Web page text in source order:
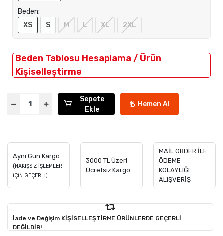
Beden:
XS
S M L XL 2XL
Beden Tablosu Hesaplama / Ürün
Kişiselleştirme
Sepete
Ekle
Hemen Al
Aynı Gün Kargo
(NAKIŞSIZ İŞLEMLER
İÇİN GEÇERLİ)
3000 TL Üzeri
Ücretsiz Kargo
MAİL ORDER İLE
ÖDEME
KOLAYLIĞI
ALIŞVERİŞ
İade ve Değişim KİŞİSELLEŞTİRME ÜRÜNLERDE GEÇERLİ
DEĞİLDİR!